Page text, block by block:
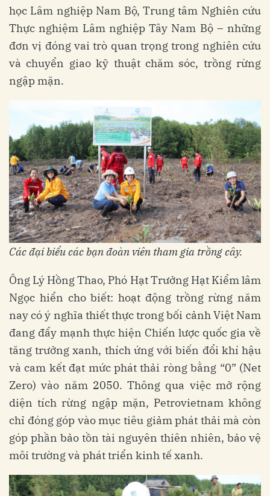
học Lâm nghiệp Nam Bộ, Trung tâm Nghiên cứu
Thực nghiệm Lâm nghiệp Tây Nam Bộ – những
đơn vị đóng vai trò quan trọng trong nghiên cứu
và chuyển giao kỹ thuật chăm sóc, trồng rừng
ngập mặn.
Các đại biểu các bạn đoàn viên tham gia trồng cây.
Ông Lý Hồng Thao, Phó Hạt Trưởng Hạt Kiểm lâm
Ngọc hiển cho biết: hoạt động trồng rừng năm
nay có ý nghĩa thiết thực trong bối cảnh Việt Nam
đang đẩy mạnh thực hiện Chiến lược quốc gia về
tăng trưởng xanh, thích ứng với biến đổi khí hậu
và cam kết đạt mức phát thải ròng bằng “0” (Net
Zero) vào năm 2050. Thông qua việc mở rộng
diện tích rừng ngập mặn, Petrovietnam không
chỉ đóng góp vào mục tiêu giảm phát thải mà còn
góp phần bảo tồn tài nguyên thiên nhiên, bảo vệ
môi trường và phát triển kinh tế xanh.